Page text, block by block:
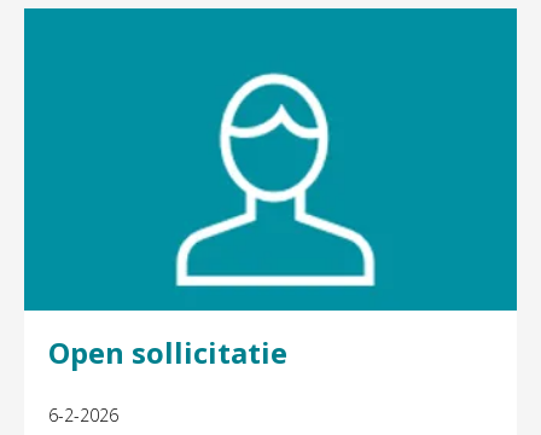
Open sollicitatie
6-2-2026